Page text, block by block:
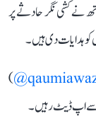
نے کشی نگر حادثے پر
ہدایات دی ہیں۔
)
سے اپ ڈیٹ رہیں۔